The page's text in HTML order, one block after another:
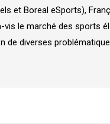
et Boreal eSports),
le marché des sports
de diverses